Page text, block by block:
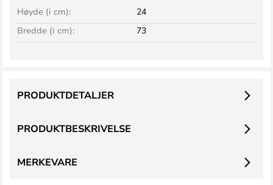
Bredde (i cm): 73
Høyde (i cm): 24
PRODUKTBESKRIVELSE
PRODUKTDETALJER
MERKEVARE